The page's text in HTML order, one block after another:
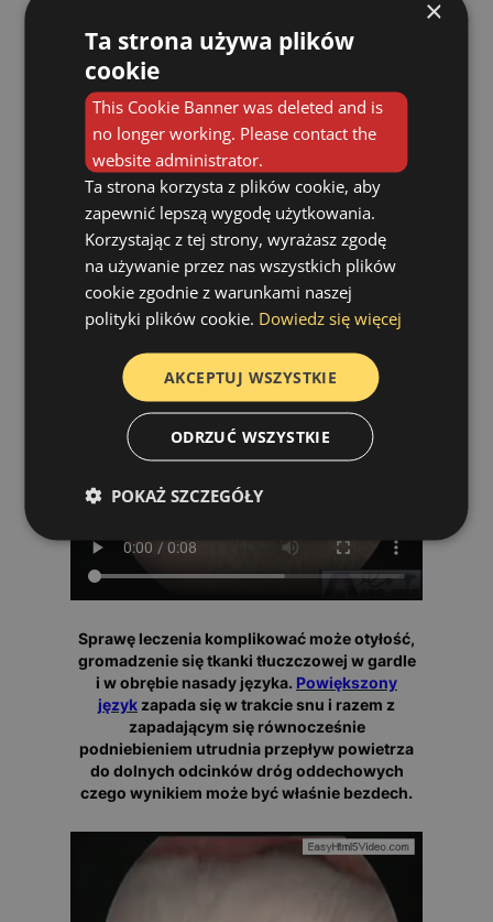
Wibracje podniebienia, które powodują pojawienie
W przypadku dużego przerostu
podniebienia przepływ powietrza jest
jeszcze bardziej ograniczony i wówczas
dodatkowo pojawia się bezdech. Często
zdarza się on zwłaszcza wówczas gdy
współistnieje przerost migdałków
podniebiennych, które zwężają dodatkowo
gardło z boków.
Sprawę leczenia komplikować może otyłość,
gromadzenie się tkanki tłuczczowej w gardle
i w obrębie nasady języka. Powiększony
język zapada się w trakcie snu i razem z
zapadającym się równocześnie
podniebieniem utrudnia przepływ powietrza
do dolnych odcinków dróg oddechowych
czego wynikiem może być właśnie bezdech.
×
Ta strona używa plików
cookie
This Cookie Banner was deleted and is
no longer working. Please contact the
website administrator.
Ta strona korzysta z plików cookie, aby
zapewnić lepszą wygodę użytkowania.
Korzystając z tej strony, wyrażasz zgodę
na używanie przez nas wszystkich plików
cookie zgodnie z warunkami naszej
polityki plików cookie. Dowiedz się więcej
AKCEPTUJ WSZYSTKIE
ODRZUĆ WSZYSTKIE
POKAŻ SZCZEGÓŁY